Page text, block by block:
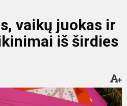
vaikų juokas ir
iš širdies